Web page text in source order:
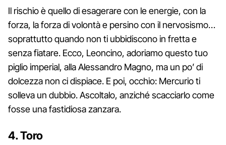
Il rischio è quello di esagerare con le energie, con la
forza, la forza di volontà e persino con il nervosismo…
soprattutto quando non ti ubbidiscono in fretta e
senza fiatare. Ecco, Leoncino, adoriamo questo tuo
piglio imperial, alla Alessandro Magno, ma un po’ di
dolcezza non ci dispiace. E poi, occhio: Mercurio ti
solleva un dubbio. Ascoltalo, anziché scacciarlo come
fosse una fastidiosa zanzara.
4. Toro